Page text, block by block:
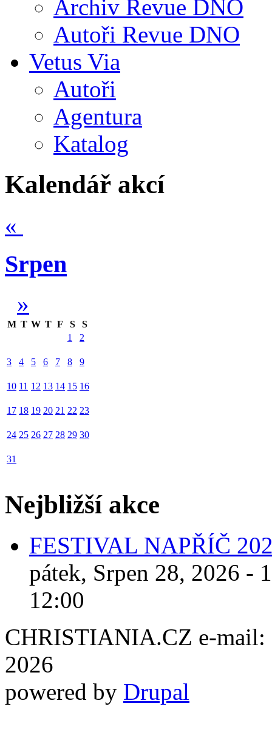
Archiv Revue DNO
Autoři Revue DNO
Vetus Via
Autoři
Agentura
Katalog
Kalendář akcí
«
Srpen
»
M T W T F S
S
1
2
3 4 5 6 7 8 9
10 11 12 13 14 15 16
17 18 19 20 21 22 23
24 25 26 27 28 29 30
31
Nejbližší akce
FESTIVAL NAPŘÍČ
pátek, Srpen 28, 2026 -
12:00
CHRISTIANIA.CZ e-mail:
2026
powered by Drupal